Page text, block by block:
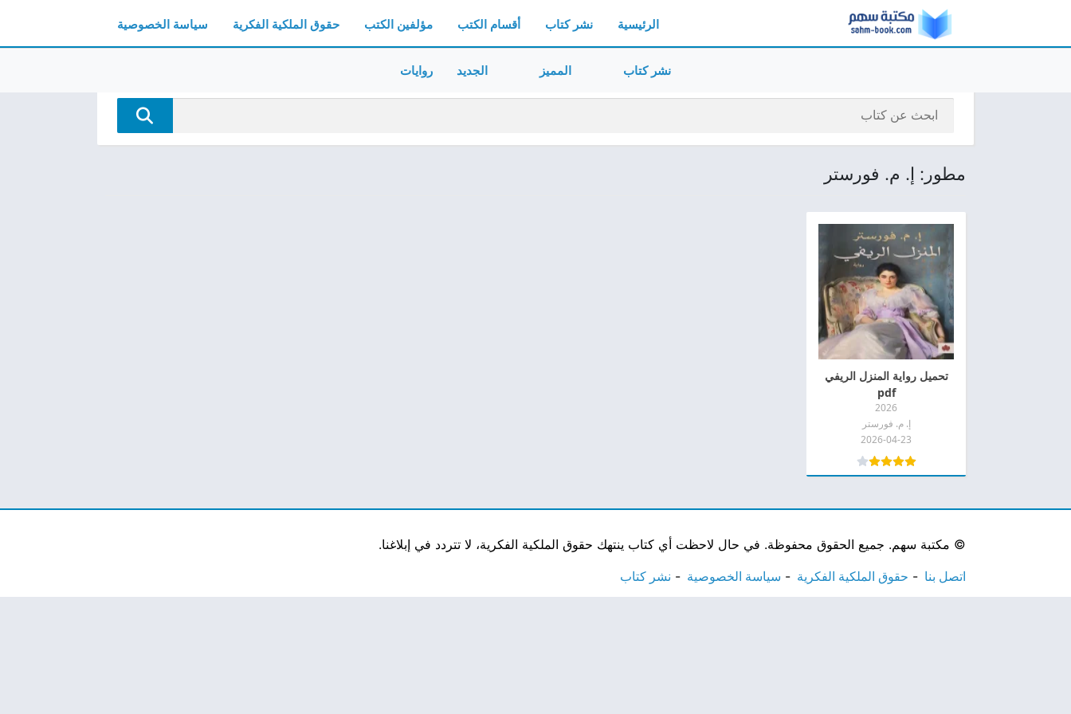
الرئيسية نشر كتاب أقسام الكتب مؤلفين الكتب حقوق الملكية الفكرية سياسة الخصوصية
نشر كتاب المميز الجديد روايات
مطور: إ. م. فورستر
تحميل رواية المنزل الريفي
pdf
2026
إ. م. فورستر
2026-04-23
© مكتبة سهم. جميع الحقوق محفوظة. في حال لاحظت أي كتاب ينتهك حقوق الملكية الفكرية، لا تتردد في إبلاغنا.
اتصل بنا حقوق الملكية الفكرية سياسة الخصوصية نشر كتاب